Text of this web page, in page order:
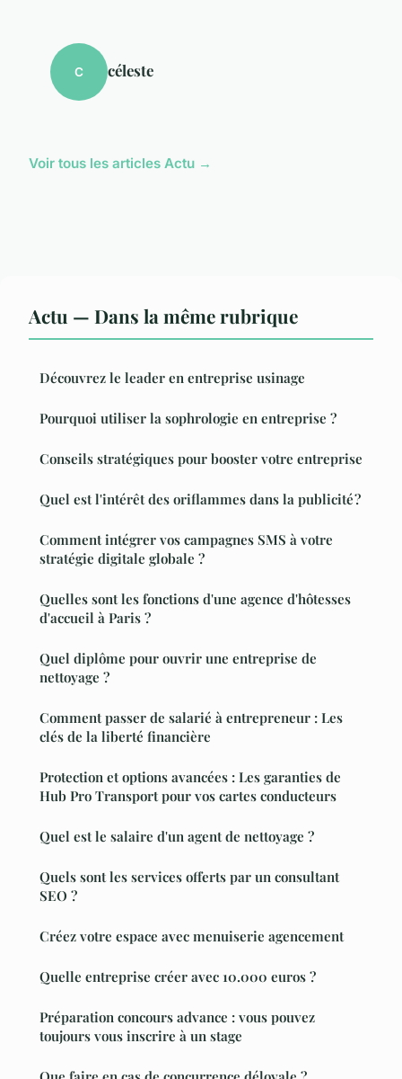
C céleste
Voir tous les articles Actu →
Actu — Dans la même rubrique
Découvrez le leader en entreprise usinage
Pourquoi utiliser la sophrologie en entreprise ?
Conseils stratégiques pour booster votre entreprise
Quel est l'intérêt des oriflammes dans la publicité ?
Comment intégrer vos campagnes SMS à votre
stratégie digitale globale ?
Quelles sont les fonctions d'une agence d'hôtesses
d'accueil à Paris ?
Quel diplôme pour ouvrir une entreprise de
nettoyage ?
Comment passer de salarié à entrepreneur : Les
clés de la liberté financière
Protection et options avancées : Les garanties de
Hub Pro Transport pour vos cartes conducteurs
Quel est le salaire d'un agent de nettoyage ?
Quels sont les services offerts par un consultant
SEO ?
Créez votre espace avec menuiserie agencement
Quelle entreprise créer avec 10.000 euros ?
Préparation concours advance : vous pouvez
toujours vous inscrire à un stage